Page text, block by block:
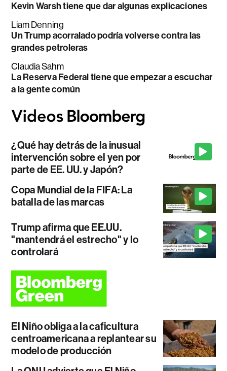
Kevin Warsh tiene que dar algunas explicaciones
Liam Denning
Un Trump acorralado podría volverse contra las
grandes petroleras
Claudia Sahm
La Reserva Federal tiene que empezar a escuchar
a la gente común
¿Qué hay detrás de la inusual
intervención sobre el yen por
parte de EE. UU. y Japón?
Copa Mundial de la FIFA: La
batalla de las marcas
Trump afirma que EE.UU.
"mantendrá el estrecho" y lo
controlará
El Niño obliga a la caficultura
centroamericana a replantear su
modelo de producción